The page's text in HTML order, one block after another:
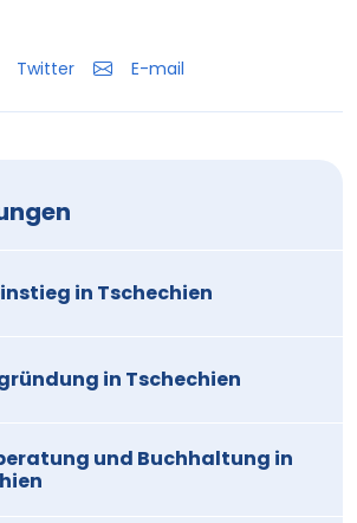
Twitter E-mail
in Tschechien
in Tschechien
und Buchhaltung in